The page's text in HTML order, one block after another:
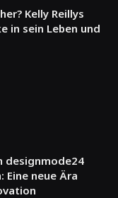
Kelly Reillys
in sein Leben und
designmode24
neue Ära